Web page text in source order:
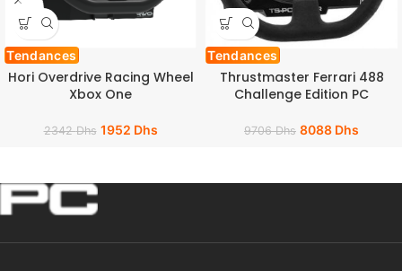
Tendances
Hori Overdrive Racing Wheel
Xbox One
2342Dhs 1952 Dhs
Tendances
Thrustmaster Ferrari 488
Challenge Edition PC
9706Dhs 8088 Dhs